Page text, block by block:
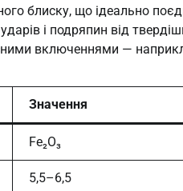
блиску, що ідеально
і подряпин від
включеннями —
Значення
Fe₂O₃
5,5–6,5